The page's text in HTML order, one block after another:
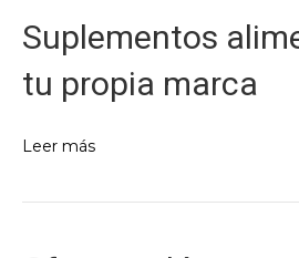
Suplementos
tu propia marca
Leer más